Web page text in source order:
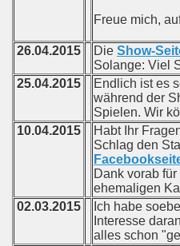
Freue mich,
26.04.2015 Die Show-
Solange: Viel
25.04.2015
Endlich ist es
während der
Spielen. Wir
10.04.2015
Habt Ihr
Schlag den
Dank vorab
ehemaligen
02.03.2015
Ich habe
Interesse
alles schon